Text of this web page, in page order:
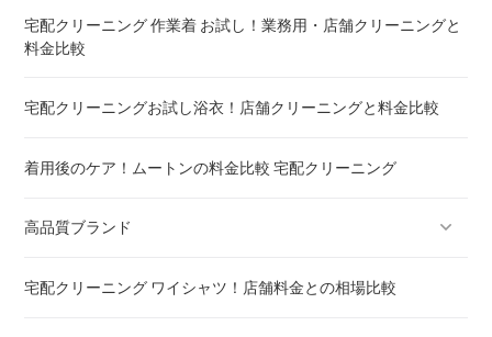
重い布団の洗い方 ! 洗えないタイプの対処法も
宅配クリーニング 作業着 お試し！業務用・店舗クリーニングと
料金比較
宅配クリーニングお試し浴衣！店舗クリーニングと料金比較
着用後のケア！ムートンの料金比較 宅配クリーニング
高品質ブランド
ブランドスーツ！宅配クリーニング 高品質 料金 比較
宅配クリーニング ワイシャツ！店舗料金との相場比較